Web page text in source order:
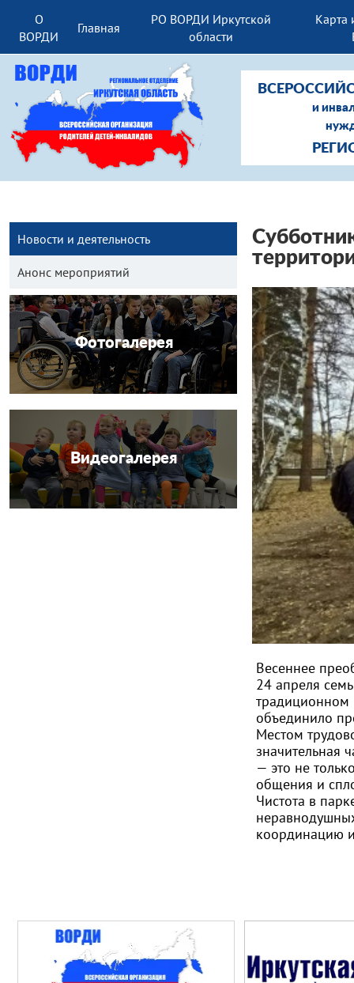
О
ВОРДИ
Главная
РО ВОРДИ Иркутской
области
Карта
и
Новости и деятельность
Анонс мероприятий
Фотогалерея
Видеогалерея
Весеннее
24 апреля
традиционном
объединило
Местом
значительная
— это не
общения и
Чистота в
координацию